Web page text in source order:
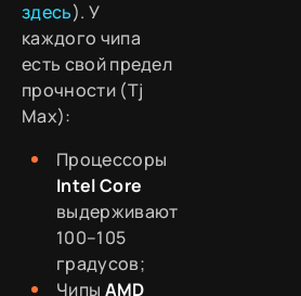
здесь). У
каждого чипа
есть свой предел
прочности (Tj
Max):
Процессоры
Intel Core
выдерживают
100–105
градусов;
Чипы AMD